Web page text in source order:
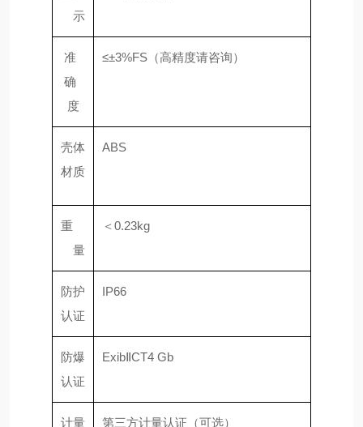
示
准
确
度
≤±3%FS（高精度请咨询）
壳体
材质
ABS
重
量
＜0.23kg
防护
认证
IP66
防爆
认证
ExibⅡCT4 Gb
计量
第三方计量认证（可选）